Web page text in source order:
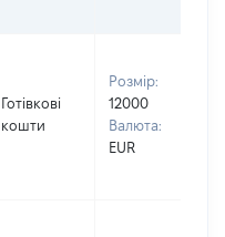
Готівкові
кошти
Розмір:
12000
Валюта:
EUR